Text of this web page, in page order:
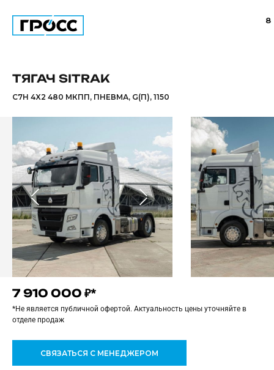
8
ТЯГАЧ SITRAK
C7H 4X2 480 МКПП, ПНЕВМА, G(П), 1150
7 910 000 ₽*
*Не является публичной офертой. Актуальность цены уточняйте в
отделе продаж
СВЯЗАТЬСЯ С МЕНЕДЖЕРОМ